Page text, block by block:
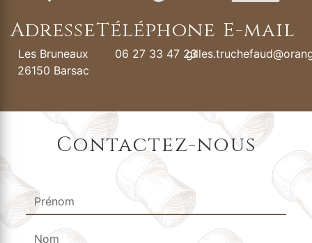
Adresse
Les Bruneaux
26150 Barsac
Téléphone
06 27 33 47 23
E-mail
Contactez-nous